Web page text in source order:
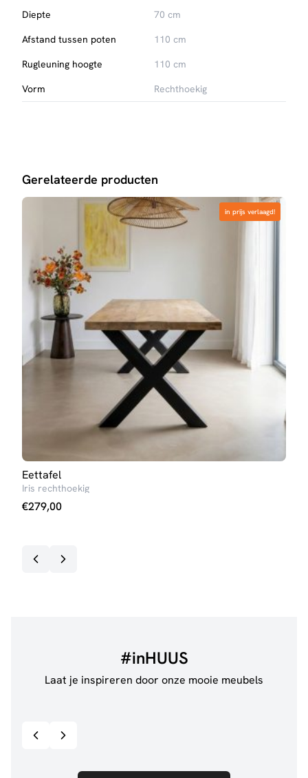
Diepte
70 cm
Afstand tussen poten
110 cm
Rugleuning hoogte
110 cm
Vorm
Rechthoekig
Gerelateerde producten
in prijs verlaagd!
in prijs verlaagd!
Eettafel
Iris rechthoekig
€279,00
#inHUUS
Laat je inspireren door onze mooie meubels